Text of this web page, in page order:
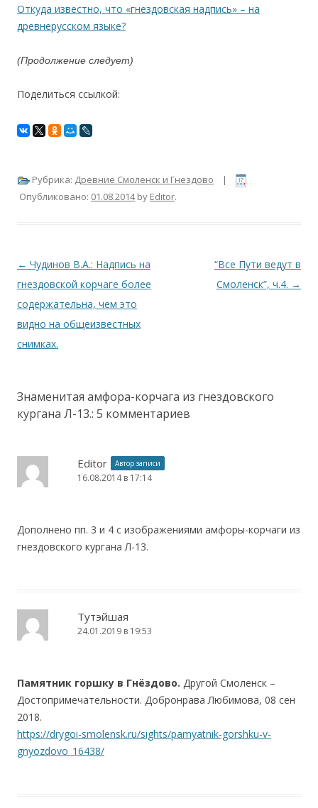
Откуда известно, что «гнездовская надпись» – на
древнерусском языке?
(Продолжение следует)
Поделиться ссылкой:
Рубрика: Древние Смоленск и Гнездово |
Опубликовано: 01.08.2014by Editor.
Навигация по записям
← Чудинов В.А.: Надпись на
гнездовской корчаге более
содержательна, чем это
видно на общеизвестных
снимках.
“Все Пути ведут в
Смоленск”, ч.4. →
Знаменитая амфора-корчага из гнездовского
кургана Л-13.: 5 комментариев
Editor Автор записи
16.08.2014 в 17:14
Дополнено пп. 3 и 4 с изображениями амфоры-корчаги из
гнездовского кургана Л-13.
Тутэйшая
24.01.2019 в 19:53
Памятник горшку в Гнёздово. Другой Смоленск –
Достопримечательности. Добронрава Любимова, 08 сен
2018.
https://drygoi-smolensk.ru/sights/pamyatnik-gorshku-v-
gnyozdovo_16438/